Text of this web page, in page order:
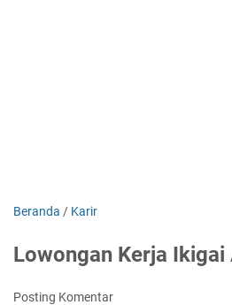
Beranda / Karir
Lowongan Kerja Ikigai
Posting Komentar